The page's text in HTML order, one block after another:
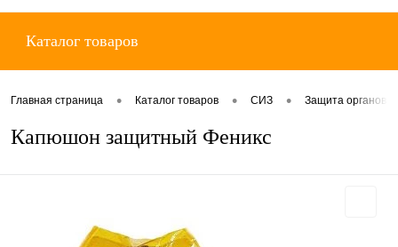
Каталог товаров
Главная страница • Каталог товаров • СИЗ • Защита органов
Капюшон защитный Феникс